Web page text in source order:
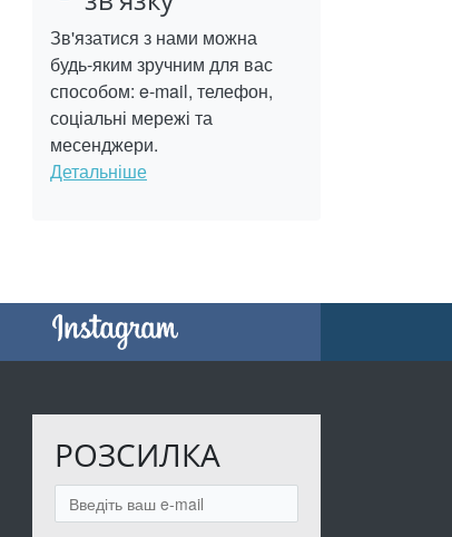
Зв'язатися з нами можна
будь-яким зручним для вас
способом: e-mail, телефон,
соціальні мережі та
месенджери.
Детальніше
РОЗСИЛКА